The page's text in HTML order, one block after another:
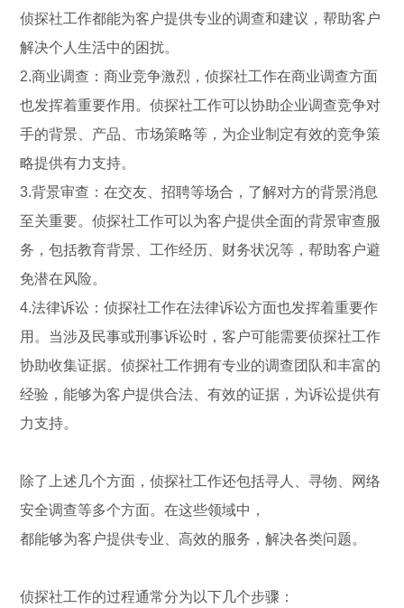
侦探社工作都能为客户提供专业的调查和建议，帮助客户
解决个人生活中的困扰。
2.商业调查：商业竞争激烈，侦探社工作在商业调查方面
也发挥着重要作用。侦探社工作可以协助企业调查竞争对
手的背景、产品、市场策略等，为企业制定有效的竞争策
略提供有力支持。
3.背景审查：在交友、招聘等场合，了解对方的背景消息
至关重要。侦探社工作可以为客户提供全面的背景审查服
务，包括教育背景、工作经历、财务状况等，帮助客户避
免潜在风险。
4.法律诉讼：侦探社工作在法律诉讼方面也发挥着重要作
用。当涉及民事或刑事诉讼时，客户可能需要侦探社工作
协助收集证据。侦探社工作拥有专业的调查团队和丰富的
经验，能够为客户提供合法、有效的证据，为诉讼提供有
力支持。
除了上述几个方面，侦探社工作还包括寻人、寻物、网络
安全调查等多个方面。在这些领域中，
都能够为客户提供专业、高效的服务，解决各类问题。
侦探社工作的过程通常分为以下几个步骤：